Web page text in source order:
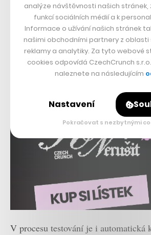
V procesu testování je i automatická
analýze návštěvnosti našich
funkcí sociálních médií a k
Informace o užívání našich stránek
našimi obchodními partnery z oblasti
reklamy a analytiky. Za tyto webové
cookies odpovídá CzechCrunch
naleznete na následujícím
Nastavení
Pokračovat s nezbytnými